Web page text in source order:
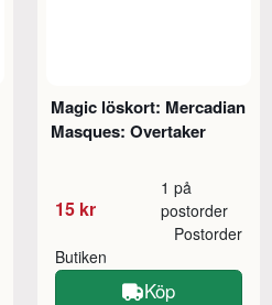
Magic löskort: Mercadian
Masques: Overtaker
15 kr
1 på
postorder
Butiken
Postorder
Köp